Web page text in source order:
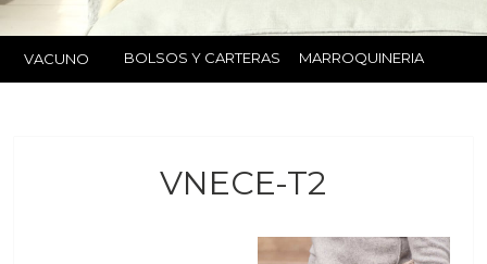
VACUNO BOLSOS Y CARTERAS MARROQUINERIA
VNECE-T2